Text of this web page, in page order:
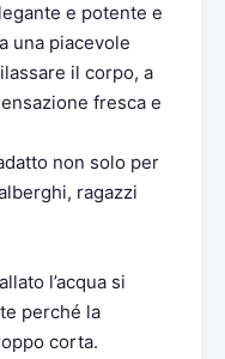
e potente e
una piacevole
il corpo, a
fresca e
non solo per
ragazzi
l’acqua si
perché la
corta.